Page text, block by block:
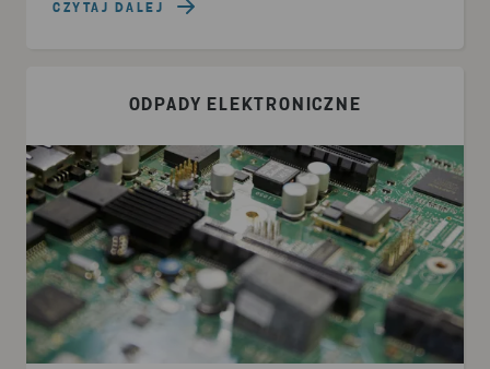
CZYTAJ DALEJ
ODPADY ELEKTRONICZNE